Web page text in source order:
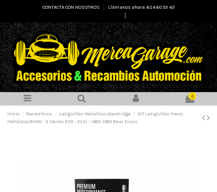
CONTACTA CON NOSOTROS
Llámanos ahora: 624 60 53 43
0
Inicio Recambios Latiguillos Metálicos Goodridge
KIT Latiguillos Freno
MetálicosBMW - 3 Series E30 - 323i - 1983-1985 Rear Discs